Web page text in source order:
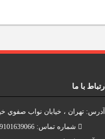
ارتباط با ما
آدرس: تهران ، خيابان نواب صفوي
شماره تماس: 09101639066